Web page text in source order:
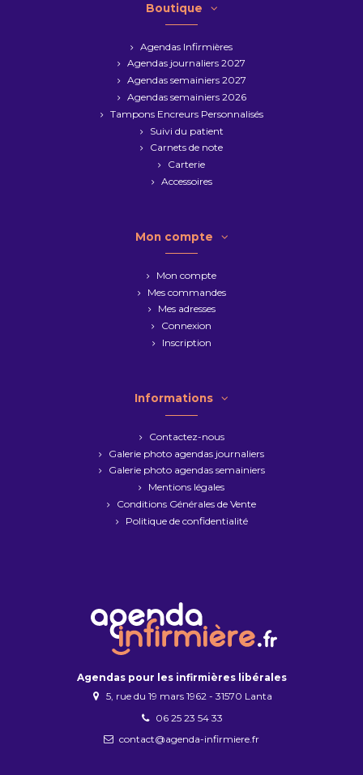
Boutique
Agendas Infirmières
Agendas journaliers 2027
Agendas semainiers 2027
Agendas semainiers 2026
Tampons Encreurs Personnalisés
Suivi du patient
Carnets de note
Carterie
Accessoires
Mon compte
Mon compte
Mes commandes
Mes adresses
Connexion
Inscription
Informations
Contactez-nous
Galerie photo agendas journaliers
Galerie photo agendas semainiers
Mentions légales
Conditions Générales de Vente
Politique de confidentialité
Agendas pour les infirmières libérales
5, rue du 19 mars 1962 - 31570 Lanta
06 25 23 54 33
contact@agenda-infirmiere.fr